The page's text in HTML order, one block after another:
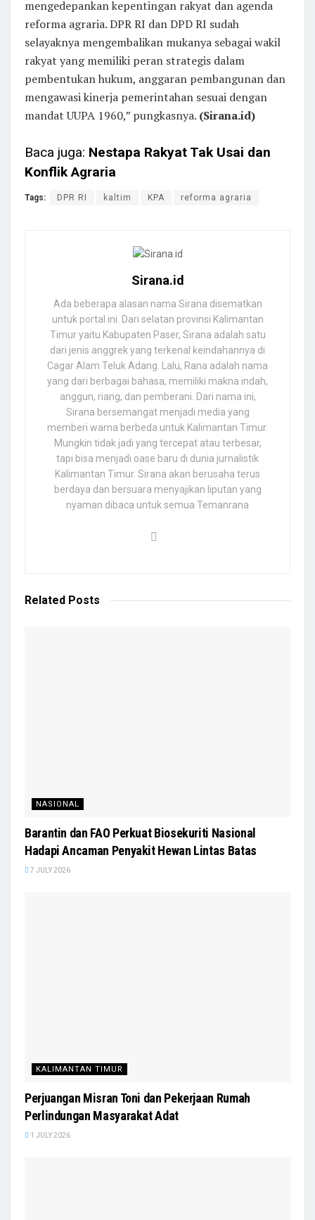
mengedepankan kepentingan rakyat dan agenda
reforma agraria. DPR RI dan DPD RI sudah
selayaknya mengembalikan mukanya sebagai wakil
rakyat yang memiliki peran strategis dalam
pembentukan hukum, anggaran pembangunan dan
mengawasi kinerja pemerintahan sesuai dengan
mandat UUPA 1960,” pungkasnya. (Sirana.id)
Baca juga: Nestapa Rakyat Tak Usai dan
Konflik Agraria
Tags: DPR RI kaltim KPA reforma agraria
Sirana.id
Ada beberapa alasan nama Sirana disematkan
untuk portal ini. Dari selatan provinsi Kalimantan
Timur yaitu Kabupaten Paser, Sirana adalah satu
dari jenis anggrek yang terkenal keindahannya di
Cagar Alam Teluk Adang. Lalu, Rana adalah nama
yang dari berbagai bahasa, memiliki makna indah,
anggun, riang, dan pemberani. Dari nama ini,
Sirana bersemangat menjadi media yang
memberi warna berbeda untuk Kalimantan Timur.
Mungkin tidak jadi yang tercepat atau terbesar,
tapi bisa menjadi oase baru di dunia jurnalistik
Kalimantan Timur. Sirana akan berusaha terus
berdaya dan bersuara menyajikan liputan yang
nyaman dibaca untuk semua Temanrana
Related Posts
NASIONAL
Barantin dan FAO Perkuat Biosekuriti Nasional
Hadapi Ancaman Penyakit Hewan Lintas Batas
7 JULY 2026
KALIMANTAN TIMUR
Perjuangan Misran Toni dan Pekerjaan Rumah
Perlindungan Masyarakat Adat
1 JULY 2026